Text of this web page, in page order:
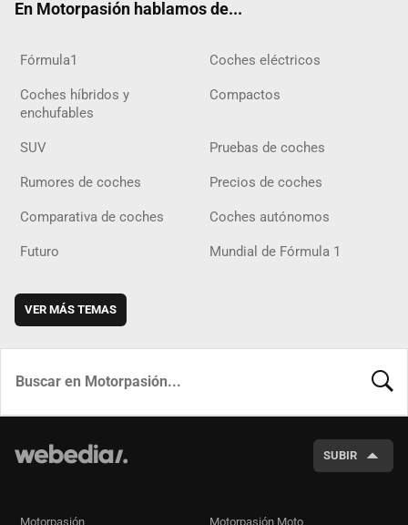
En Motorpasión hablamos de...
Fórmula1 Coches eléctricos
Coches híbridos y
enchufables
Compactos
SUV Pruebas de coches
Rumores de coches Precios de coches
Comparativa de coches Coches autónomos
Futuro Mundial de Fórmula 1
VER MÁS TEMAS
SUBIR
Motorpasión Motorpasión Moto